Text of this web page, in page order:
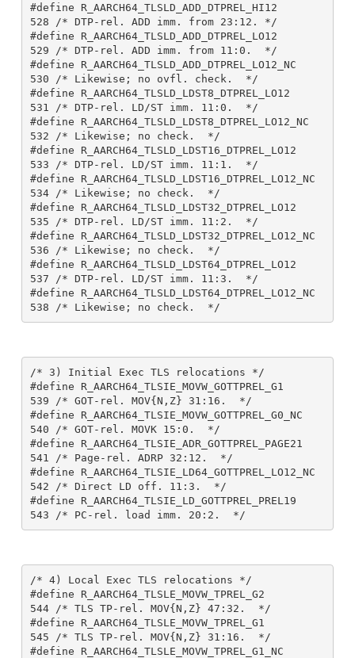
#define R_AARCH64_TLSLD_ADD_DTPREL_HI12
528 /* DTP-rel. ADD imm. from 23:12. */
#define R_AARCH64_TLSLD_ADD_DTPREL_LO12
529 /* DTP-rel. ADD imm. from 11:0.  */
#define R_AARCH64_TLSLD_ADD_DTPREL_LO12_NC
530 /* Likewise; no ovfl. check.  */
#define R_AARCH64_TLSLD_LDST8_DTPREL_LO12
531 /* DTP-rel. LD/ST imm. 11:0.  */
#define R_AARCH64_TLSLD_LDST8_DTPREL_LO12_NC
532 /* Likewise; no check.  */
#define R_AARCH64_TLSLD_LDST16_DTPREL_LO12
533 /* DTP-rel. LD/ST imm. 11:1.  */
#define R_AARCH64_TLSLD_LDST16_DTPREL_LO12_NC
534 /* Likewise; no check.  */
#define R_AARCH64_TLSLD_LDST32_DTPREL_LO12
535 /* DTP-rel. LD/ST imm. 11:2.  */
#define R_AARCH64_TLSLD_LDST32_DTPREL_LO12_NC
536 /* Likewise; no check.  */
#define R_AARCH64_TLSLD_LDST64_DTPREL_LO12
537 /* DTP-rel. LD/ST imm. 11:3.  */
#define R_AARCH64_TLSLD_LDST64_DTPREL_LO12_NC
/* 3) Initial Exec TLS relocations */
#define R_AARCH64_TLSIE_MOVW_GOTTPREL_G1
539 /* GOT-rel. MOV{N,Z} 31:16.  */
#define R_AARCH64_TLSIE_MOVW_GOTTPREL_G0_NC
540 /* GOT-rel. MOVK 15:0.  */
#define R_AARCH64_TLSIE_ADR_GOTTPREL_PAGE21
541 /* Page-rel. ADRP 32:12.  */
#define R_AARCH64_TLSIE_LD64_GOTTPREL_LO12_NC
542 /* Direct LD off. 11:3.  */
#define R_AARCH64_TLSIE_LD_GOTTPREL_PREL19
/* 4) Local Exec TLS relocations */
#define R_AARCH64_TLSLE_MOVW_TPREL_G2
544 /* TLS TP-rel. MOV{N,Z} 47:32.  */
#define R_AARCH64_TLSLE_MOVW_TPREL_G1
545 /* TLS TP-rel. MOV{N,Z} 31:16.  */
#define R_AARCH64_TLSLE_MOVW_TPREL_G1_NC